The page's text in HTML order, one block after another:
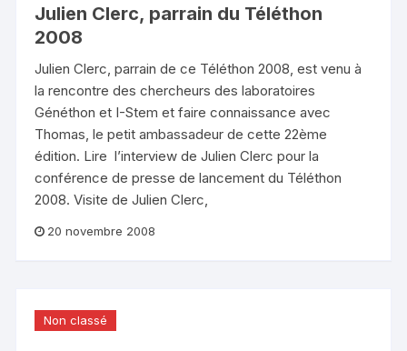
Julien Clerc, parrain du Téléthon
2008
Julien Clerc, parrain de ce Téléthon 2008, est venu à
la rencontre des chercheurs des laboratoires
Généthon et I-Stem et faire connaissance avec
Thomas, le petit ambassadeur de cette 22ème
édition. Lire l’interview de Julien Clerc pour la
conférence de presse de lancement du Téléthon
2008. Visite de Julien Clerc,
20 novembre 2008
Non classé